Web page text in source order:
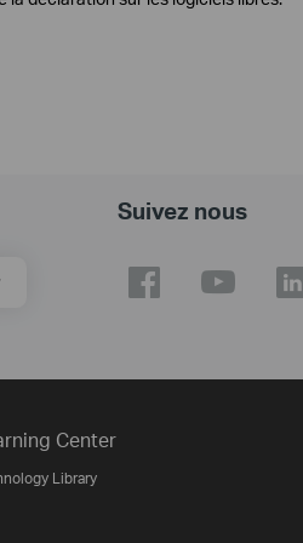
Suivez nous
Center
Library